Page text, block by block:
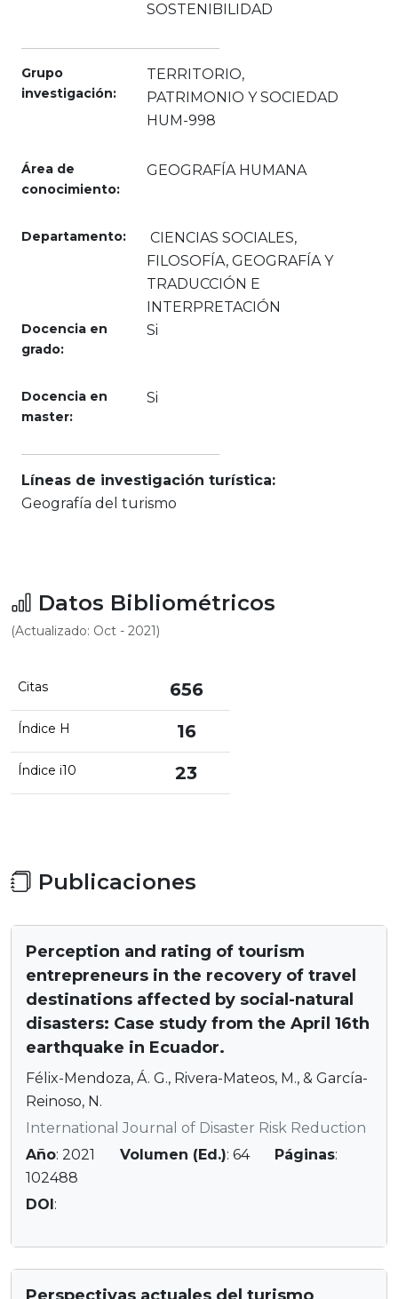
SOSTENIBILIDAD
Grupo
investigación:
TERRITORIO,
PATRIMONIO Y SOCIEDAD
HUM-998
Área de
conocimiento:
GEOGRAFÍA HUMANA
Departamento:
CIENCIAS SOCIALES,
FILOSOFÍA, GEOGRAFÍA Y
TRADUCCIÓN E
INTERPRETACIÓN
Docencia en
grado:
Si
Docencia en
master:
Si
Líneas de investigación turística:
Geografía del turismo
Datos Bibliométricos
(Actualizado: Oct - 2021)
Citas 656
Índice H 16
Índice i10 23
Publicaciones
Perception and rating of tourism
entrepreneurs in the recovery of travel
destinations affected by social-natural
disasters: Case study from the April 16th
earthquake in Ecuador.
Félix-Mendoza, Á. G., Rivera-Mateos, M., & García-
Reinoso, N.
International Journal of Disaster Risk Reduction
Año: 2021 Volumen (Ed.): 64 Páginas:
102488
DOI: